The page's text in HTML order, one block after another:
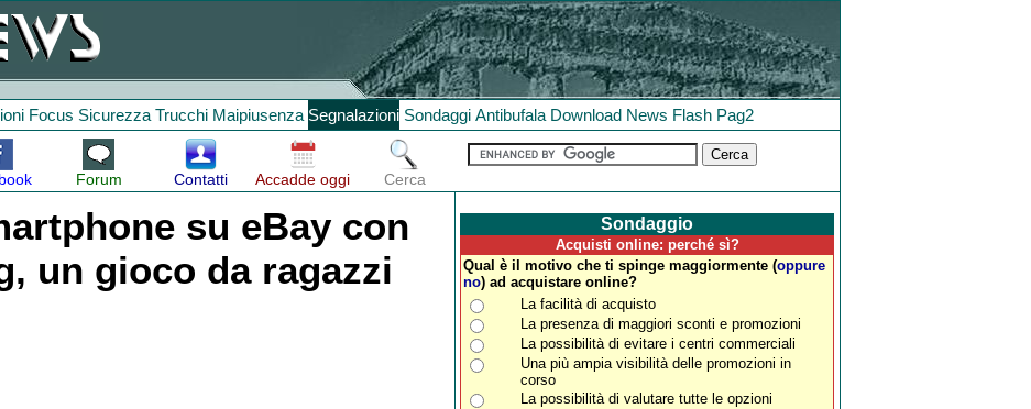
Focus Sicurezza Trucchi Maipiusenza Segnalazioni Sondaggi Antibufala Download News Flash Pag2
Forum Contatti Accadde oggi Cerca
su eBay con
un gioco da ragazzi
Sondaggio
Acquisti online: perché sì?
Qual è il motivo che ti spinge maggiormente (oppure
no) ad acquistare online?
La facilità di acquisto
La presenza di maggiori sconti e promozioni
La possibilità di evitare i centri commerciali
Una più ampia visibilità delle promozioni in
corso
La possibilità di valutare tutte le opzioni